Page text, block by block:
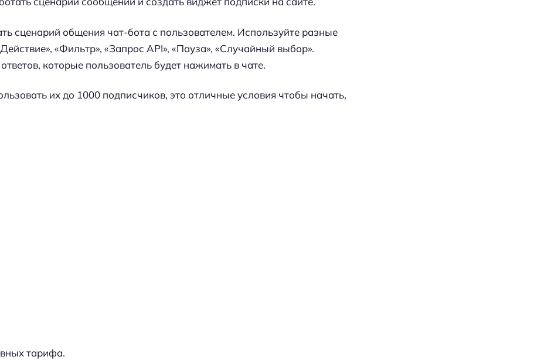
сценарий общения чат-бота с пользователем. Используйте разные
«Фильтр», «Запрос API», «Пауза», «Случайный выбор».
которые пользователь будет нажимать в чате.
их до 1000 подписчиков, это отличные условия чтобы начать,
тарифа.